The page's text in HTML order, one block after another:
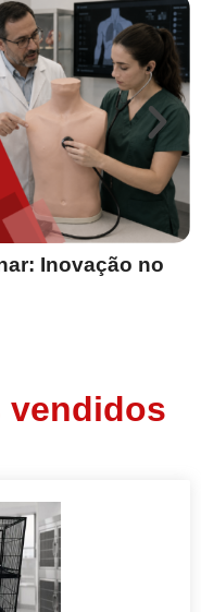
Inovação no
vendidos